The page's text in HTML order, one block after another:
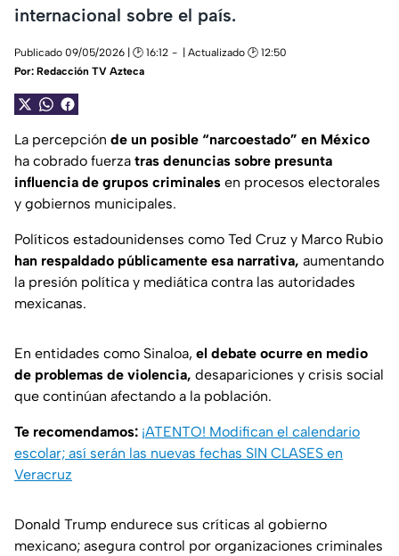
internacional sobre el país.
Publicado 09/05/2026 | 🕑 16:12
| Actualizado 🕑 12:50
Por: Redacción TV Azteca
La percepción de un posible “narcoestado” en México
ha cobrado fuerza tras denuncias sobre presunta
influencia de grupos criminales en procesos electorales
y gobiernos municipales.
Políticos estadounidenses como Ted Cruz y Marco Rubio
han respaldado públicamente esa narrativa, aumentando
la presión política y mediática contra las autoridades
mexicanas.
En entidades como Sinaloa, el debate ocurre en medio
de problemas de violencia, desapariciones y crisis social
que continúan afectando a la población.
Te recomendamos: ¡ATENTO! Modifican el calendario
escolar; así serán las nuevas fechas SIN CLASES en
Veracruz
Donald Trump endurece sus críticas al gobierno
mexicano; asegura control por organizaciones criminales